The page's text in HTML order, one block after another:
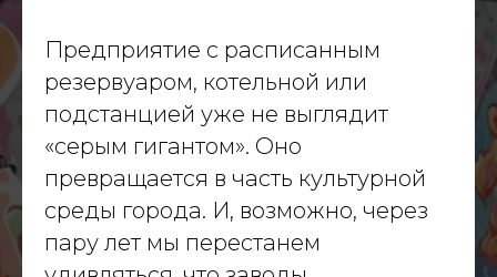
Предприятие с расписанным
резервуаром, котельной или
подстанцией уже не выглядит
«серым гигантом». Оно
превращается в часть культурной
среды города. И, возможно, через
пару лет мы перестанем